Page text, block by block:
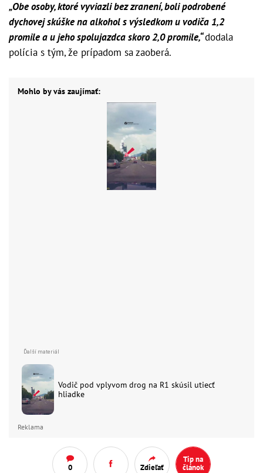
„Obe osoby, ktoré vyviazli bez zranení, boli podrobené
dychovej skúške na alkohol s výsledkom u vodiča 1,2
promile a u jeho spolujazdca skoro 2,0 promile,“dodala
polícia s tým, že prípadom sa zaoberá.
Mohlo by vás zaujímať:
Vodič pod vplyvom drog na R1 skúsil utiecť
hliadke
Reklama
0 Zdieľať
Tip na
článok